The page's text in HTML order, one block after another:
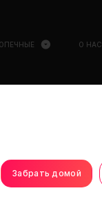
О НАС
Забрать домой